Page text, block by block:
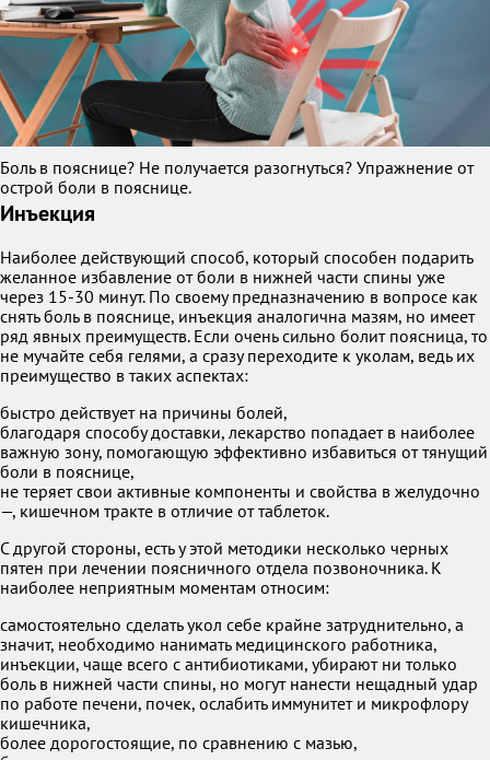
Боль в пояснице? Не получается разогнуться? Упражнение от
острой боли в пояснице.
Инъекция
Наиболее действующий способ, который способен подарить
желанное избавление от боли в нижней части спины уже
через 15-30 минут. По своему предназначению в вопросе как
снять боль в пояснице, инъекция аналогична мазям, но имеет
ряд явных преимуществ. Если очень сильно болит поясница, то
не мучайте себя гелями, а сразу переходите к уколам, ведь их
преимущество в таких аспектах:
быстро действует на причины болей,
благодаря способу доставки, лекарство попадает в наиболее
важную зону, помогающую эффективно избавиться от тянущий
боли в пояснице,
не теряет свои активные компоненты и свойства в желудочно
—, кишечном тракте в отличие от таблеток.
С другой стороны, есть у этой методики несколько черных
пятен при лечении поясничного отдела позвоночника. К
наиболее неприятным моментам относим:
самостоятельно сделать укол себе крайне затруднительно, а
значит, необходимо нанимать медицинского работника,
инъекции, чаще всего с антибиотиками, убирают ни только
боль в нижней части спины, но могут нанести нещадный удар
по работе печени, почек, ослабить иммунитет и микрофлору
кишечника,
более дорогостоящие, по сравнению с мазью,